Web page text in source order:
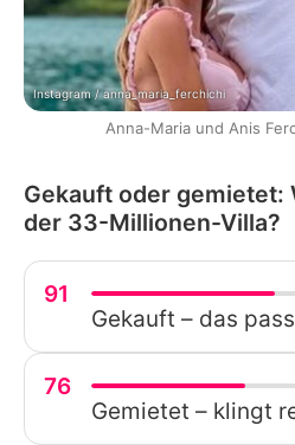
Instagram / anna_maria_ferchichi
Anna-Maria und Anis
Gekauft oder gemietet:
der 33-Millionen-Villa?
91
Gekauft – das
76
Gemietet – klingt